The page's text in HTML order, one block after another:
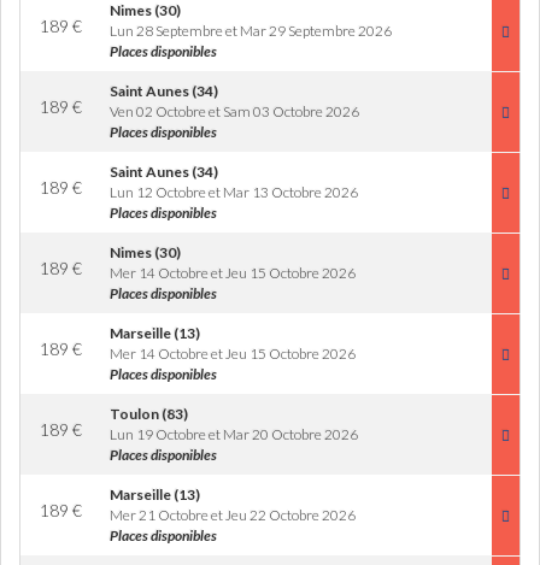
189 €
Nimes (30)
Lun 28 Septembre et Mar 29 Septembre 2026
Places disponibles
189 €
Saint Aunes (34)
Ven 02 Octobre et Sam 03 Octobre 2026
Places disponibles
189 €
Saint Aunes (34)
Lun 12 Octobre et Mar 13 Octobre 2026
Places disponibles
189 €
Nimes (30)
Mer 14 Octobre et Jeu 15 Octobre 2026
Places disponibles
189 €
Marseille (13)
Mer 14 Octobre et Jeu 15 Octobre 2026
Places disponibles
189 €
Toulon (83)
Lun 19 Octobre et Mar 20 Octobre 2026
Places disponibles
189 €
Marseille (13)
Mer 21 Octobre et Jeu 22 Octobre 2026
Places disponibles